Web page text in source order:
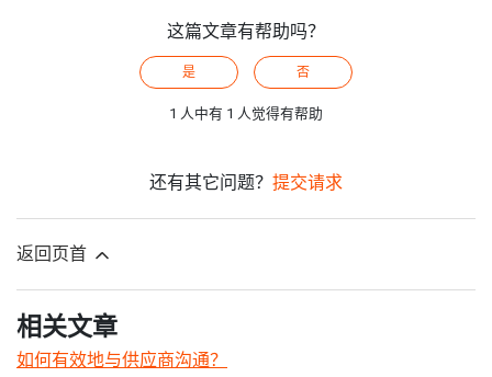
这篇文章有帮助吗？
是 否
1 人中有 1 人觉得有帮助
还有其它问题？ 提交请求
返回页首
相关文章
如何有效地与供应商沟通？